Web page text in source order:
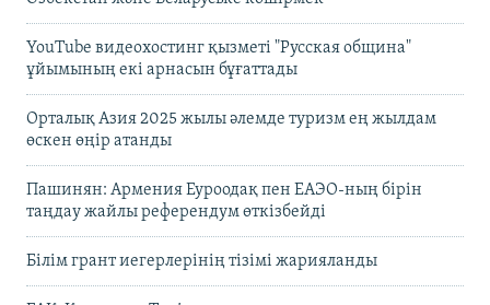
YouTube видеохостинг қызметі "Русская община"
ұйымының екі арнасын бұғаттады
Орталық Азия 2025 жылы әлемде туризм ең жылдам
өскен өңір атанды
Пашинян: Армения Еуроодақ пен ЕАЭО-ның бірін
таңдау жайлы референдум өткізбейді
Білім грант иегерлерінің тізімі жарияланды